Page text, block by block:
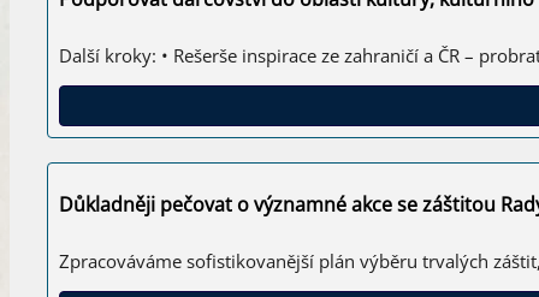
Další kroky: • Rešerše inspirace ze zahraničí a ČR –
Důkladněji pečovat o významné akce se záštitou
Zpracováváme sofistikovanější plán výběru trvalých